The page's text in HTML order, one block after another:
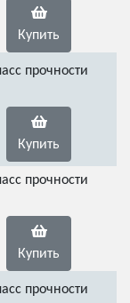
Купить
прочности
Купить
прочности
Купить
прочности